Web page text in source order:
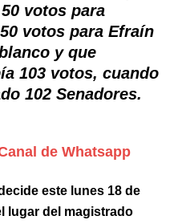
votos para
votos para Efraín
y que
103 votos, cuando
102 Senadores.
de Whatsapp
este lunes 18 de
lugar del magistrado